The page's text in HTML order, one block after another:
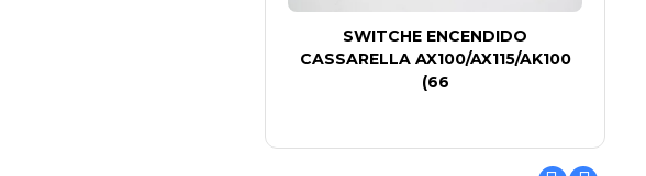
SWITCHE ENCENDIDO
CASSARELLA AX100/AX115/AK100
(66